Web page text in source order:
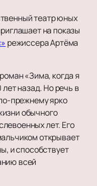
театр юных
на показы
режиссера Артёма
«Зима, когда я
назад. Но речь в
прежнему ярко
обычного
лет. Его
открывает
и способствует
всей